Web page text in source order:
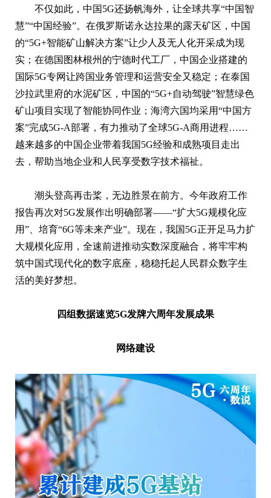
不仅如此，中国5G还扬帆海外，让全球共享“中国智
慧”“中国经验”。在俄罗斯诺永达拉果的露天矿区，中国
的“5G+智能矿山解决方案”让少人及无人化开采成为现
实；在德国图林根州的宁德时代工厂，中国企业搭建的
国际5G专网让跨国业务管理和运营安全又稳定；在泰国
沙拉武里府的水泥矿区，中国的“5G+自动驾驶”智慧绿色
矿山项目实现了智能协同作业；海湾六国均采用“中国方
案”完成5G-A部署，有力推动了全球5G-A商用进程……
越来越多的中国企业带着我国5G经验和成熟项目走出
去，帮助当地企业和人民享受数字技术福祉。
潮头登高再击桨，无边胜景在前方。今年政府工作
报告再次对5G发展作出明确部署——“扩大5G规模化应
用”、培育“6G等未来产业”。现在，我国5G正开足马力扩
大规模化应用，全速前进推动实数深度融合，将牢牢构
筑中国式现代化的数字底座，稳稳托起人民群众数字生
活的美好梦想。
四组数据速览5G发牌六周年发展成果
网络建设